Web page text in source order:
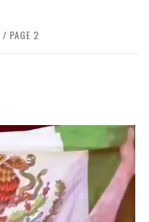
PAGE 2